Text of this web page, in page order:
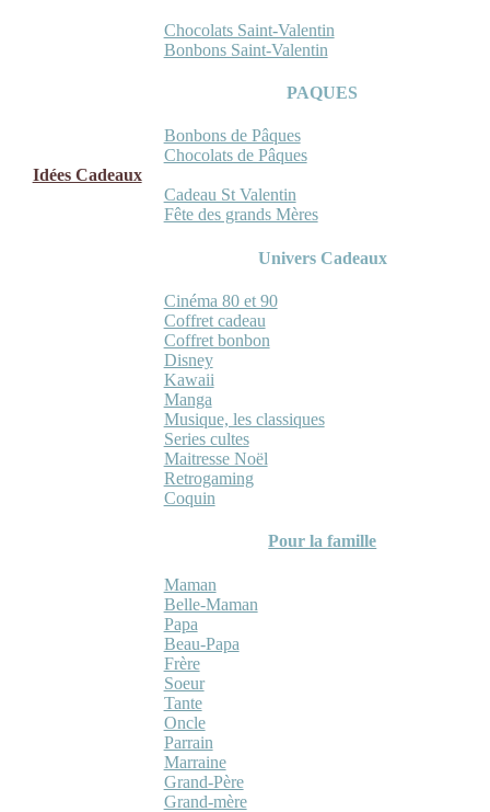
Chocolats Saint-Valentin
Bonbons Saint-Valentin
PAQUES
Bonbons de Pâques
Chocolats de Pâques
Idées Cadeaux
Cadeau St Valentin
Fête des grands Mères
Univers Cadeaux
Cinéma 80 et 90
Coffret cadeau
Coffret bonbon
Disney
Kawaii
Manga
Musique, les classiques
Series cultes
Maitresse Noël
Retrogaming
Coquin
Pour la famille
Maman
Belle-Maman
Papa
Beau-Papa
Frère
Soeur
Tante
Oncle
Parrain
Marraine
Grand-Père
Grand-mère